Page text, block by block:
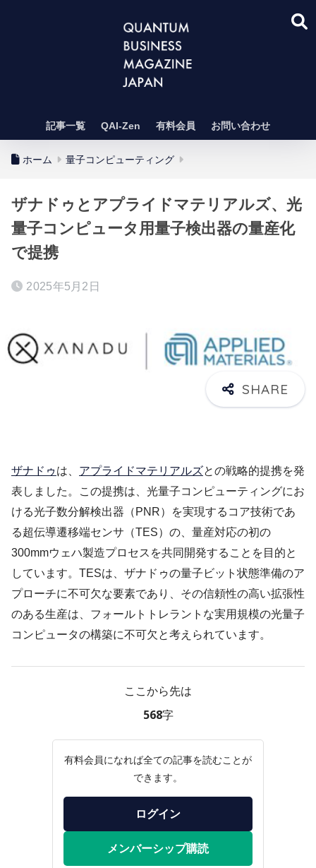
記事一覧 QAI-Zen 有料会員 お問い合わせ
ホーム 量子コンピューティング
ザナドゥとアプライドマテリアルズ、光
量子コンピュータ用量子検出器の量産化
で提携
2025年5月2日
ザナドゥ は、 アプライドマテリアルズとの戦略的提携を発
表しました。この提携は、光量子コンピューティングにお
ける光子数分解検出器（PNR）を実現するコア技術であ
る超伝導遷移端センサ（TES）の、量産対応の初の
300mmウェハ製造プロセスを共同開発することを目的と
しています。TESは、ザナドゥの量子ビット状態準備のア
プローチに不可欠な要素であり、その信頼性の高い拡張性
のある生産は、フォールトトレラントな実用規模の光量子
コンピュータの構築に不可欠と考えられています。
ここから先は
568字
有料会員になれば全ての記事を読むことが
できます。
ログイン
メンバーシップ購読